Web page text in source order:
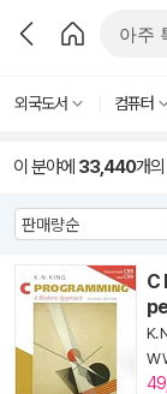
외국도서 컴퓨터
이 분야에 33,440개
C
K.
W